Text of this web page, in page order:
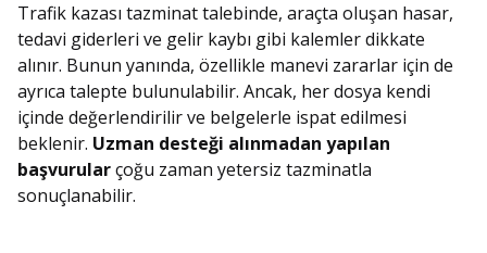
Trafik kazası tazminat talebinde, araçta oluşan hasar,
tedavi giderleri ve gelir kaybı gibi kalemler dikkate
alınır. Bunun yanında, özellikle manevi zararlar için de
ayrıca talepte bulunulabilir. Ancak, her dosya kendi
içinde değerlendirilir ve belgelerle ispat edilmesi
beklenir. Uzman desteği alınmadan yapılan
başvurularçoğu zaman yetersiz tazminatla
sonuçlanabilir.